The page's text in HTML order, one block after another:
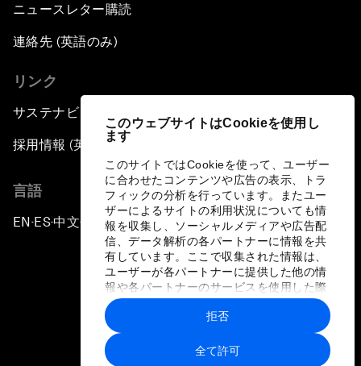
このウェブサイトはCookieを使用し
ます
このサイトではCookieを使って、ユーザー
に合わせたコンテンツや広告の表示、トラ
フィックの分析を行っています。またユー
ザーによるサイトの利用状況についても情
報を収集し、ソーシャルメディアや広告配
信、データ解析の各パートナーに情報を共
有しています。ここで収集された情報は、
ユーザーが各パートナーに提供した他の情
報や各パートナーのサービスを使用した際
に収集された情報と組み合わされ、各パー
トナーによって使用されることがありま
す。
全て許可
拒否
ニュースレター購読
連絡先 (英語のみ)
リンク
サステナビリティへの取り組み
採用情報 (英語のみ)
言語
EN ▪ES▪中文▪ 日本語
プライバシーポリシーと利用規約
サイトマップ